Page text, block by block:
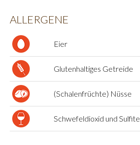
ALLERGENE
Eier
Glutenhaltiges Getreide
(Schalenfrüchte) Nüsse
Schwefeldioxid und Sulfite